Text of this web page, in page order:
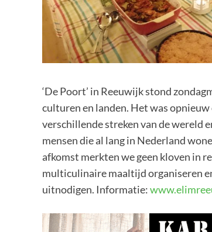
‘De Poort’ in Reeuwijk stond
culturen en landen. Het was
verschillende streken van de wereld
mensen die al lang in Nederland
afkomst merkten we geen kloven in
multiculinaire maaltijd organiseren
uitnodigen. Informatie: